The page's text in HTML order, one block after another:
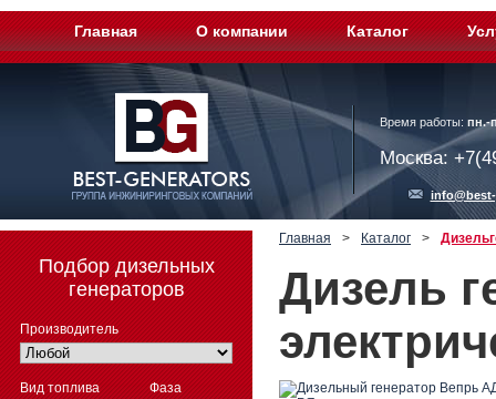
Главная О компании Каталог
Время работы: пн.-
Москва:
Подбор дизельных
генераторов
Производитель
Вид топлива Фаза
Главная > Каталог >
Дизель